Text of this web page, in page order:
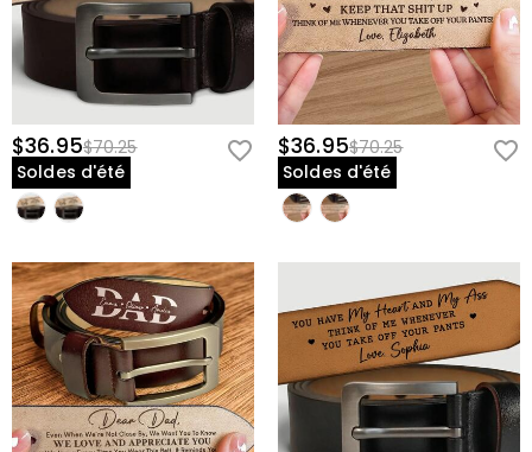
$36.95$70.25
Soldes d'été
$36.95$70.25
Soldes d'été